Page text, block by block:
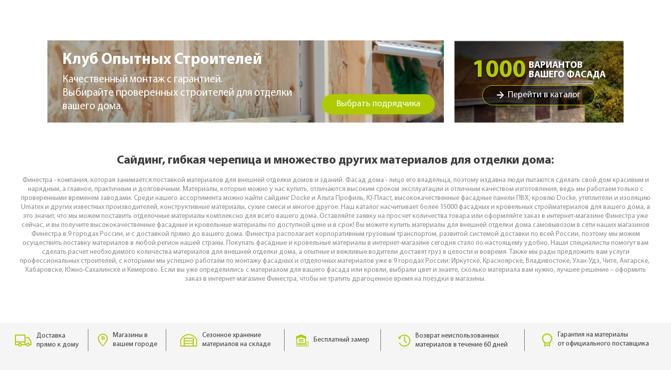
Клуб Опытных Строителей
Качественный монтаж с гарантией.
Выбирайте проверенных строителей для отделки
вашего дома.
Выбрать подрядчика
1000 ВАРИАНТОВ
ВАШЕГО ФАСАДА
Перейти в каталог
Сайдинг, гибкая черепица и множество других материалов для отделки дома:
Финестра - компания, которая занимается поставкой материалов для внешней отделки домов и зданий. Фасад дома - лицо его владельца, поэтому издавна люди пытаются сделать свой дом красивым и
нарядным, а главное, практичным и долговечным. Материалы, которые можно у нас купить, отличаются высоким сроком эксплуатации и отличным качеством изготовления, ведь мы работаем только с
проверенными временем заводами. Среди нашего ассортимента можно найти сайдинг Docke и Альта Профиль, Ю-Пласт, высококачественные фасадные панели ПВХ, кровлю Docke, утеплители и изоляцию
Umatex и других известных производителей, конструктивные материалы, сухие смеси и многое другое. Наш каталог насчитывает более 15000 фасадных и кровельных стройматериалов для вашего дома, а
это значит, что мы можем поставить отделочные материалы комплексно для всего вашего дома. Оставляйте заявку на просчет количества товара или оформляйте заказ в интернет-магазине Финестра уже
сейчас, и вы получите высококачественные фасадные и кровельные материалы по доступной цене и в срок! Вы можете купить материалы для внешней отделки дома самовывозом в сети наших магазинов
Финестра в 9 городах России, и с доставкой прямо до вашего дома. Финестра располагает корпоративным грузовым транспортом, развитой системой доставки по всей России, поэтому мы можем
осуществить поставку материалов в любой регион нашей страны. Покупать фасадные и кровельные материалы в интернет-магазине сегодня стало по-настоящему удобно. Наши специалисты помогут вам
сделать расчет необходимого количества материалов для внешней отделки дома, а опытные и вежливые водители доставят груз в целости и вовремя. Также мы рады предложить вам услуги
профессиональных строителей, с которыми мы успешно работаем по монтажу фасадных и отделочных материалов уже в 9 городах России: Иркутске, Красноярске, Владивостоке, Улан-Удэ, Чите, Ангарске,
Хабаровске, Южно-Сахалинске и Кемерово. Если вы уже определились с материалом для вашего фасада или кровли, выбрали цвет и знаете, сколько материала вам нужно, лучшее решение – оформить
заказ в интернет-магазине Финестра, чтобы не тратить драгоценное время на поездки в магазины.
Доставка
прямо к дому
Магазины в
вашем городе
Сезонное хранение
материалов на складе
Бесплатный замер
Возврат неиспользованных
материалов в течение 60 дней
Гарантия на материалы
от официального поставщика